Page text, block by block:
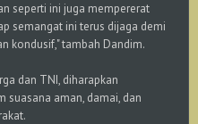
seperti ini juga mempererat
semangat ini terus dijaga demi
kondusif," tambah Dandim.
dan TNI, diharapkan
suasana aman, damai, dan